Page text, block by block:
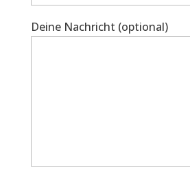
Deine Nachricht (optional)